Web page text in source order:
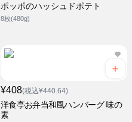
ポッポのハッシュドポテト
8枚(480g)
¥408(税込¥440.64)
洋食亭お弁当和風ハンバーグ 味の
素